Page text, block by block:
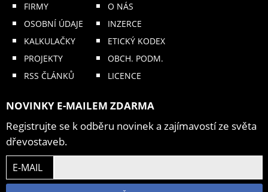
FIRMY
OSOBNÍ ÚDAJE
KALKULAČKY
PROJEKTY
RSS ČLÁNKŮ
O NÁS
INZERCE
ETICKÝ KODEX
OBCH. PODM.
LICENCE
NOVINKY E-MAILEM ZDARMA
Registrujte se k odběru novinek a zajímavostí ze světa
dřevostaveb.
E-MAIL